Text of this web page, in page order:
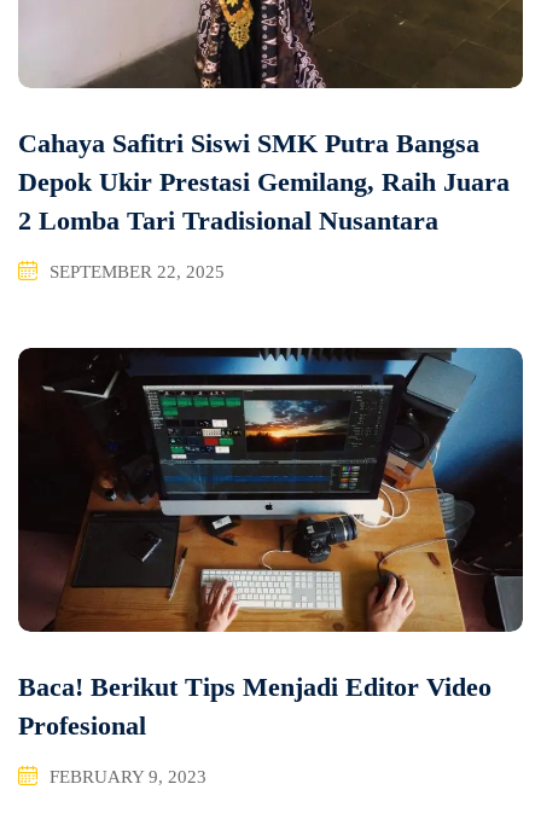
Cahaya Safitri Siswi SMK Putra Bangsa
Depok Ukir Prestasi Gemilang, Raih Juara
2 Lomba Tari Tradisional Nusantara
SEPTEMBER 22, 2025
Baca! Berikut Tips Menjadi Editor Video
Profesional
FEBRUARY 9, 2023